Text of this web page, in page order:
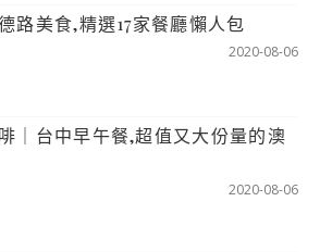
路美食,精選17家餐廳懶人包
2020-08-06
｜台中早午餐,超值又大份量的澳
2020-08-06